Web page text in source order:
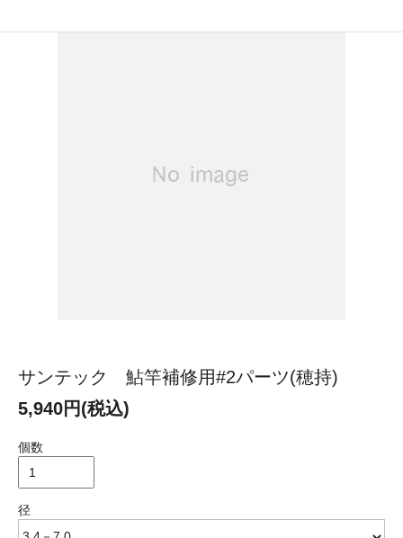
サンテック 鮎竿補修用#2パーツ(穂持)
5,940円(税込)
個数
径